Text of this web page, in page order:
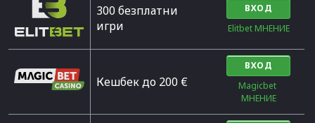
300 безплатни
игри
ВХОД
Elitbet МНЕНИЕ
Кешбек до 200 €
ВХОД
Magicbet
МНЕНИЕ